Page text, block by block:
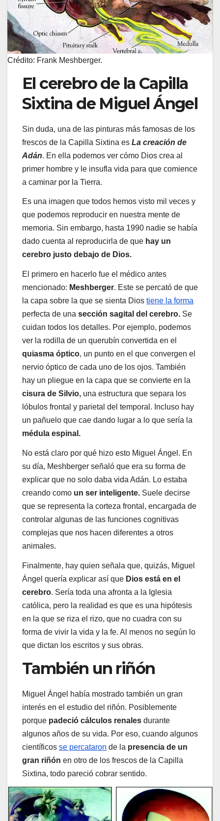
Crédito: Frank Meshberger.
El cerebro de la Capilla
Sixtina de Miguel Ángel
Sin duda, una de las pinturas más famosas de los
frescos de la Capilla Sixtina es La creación de
Adán. En ella podemos ver cómo Dios crea al
primer hombre y le insufla vida para que comience
a caminar por la Tierra.
Es una imagen que todos hemos visto mil veces y
que podemos reproducir en nuestra mente de
memoria. Sin embargo, hasta 1990 nadie se había
dado cuenta al reproducirla de que hay un
cerebro justo debajo de Dios.
El primero en hacerlo fue el médico antes
mencionado: Meshberger. Este se percató de que
la capa sobre la que se sienta Dios tiene la forma
perfecta de una sección sagital del cerebro. Se
cuidan todos los detalles. Por ejemplo, podemos
ver la rodilla de un querubín convertida en el
quiasma óptico, un punto en el que convergen el
nervio óptico de cada uno de los ojos. También
hay un pliegue en la capa que se convierte en la
cisura de Silvio, una estructura que separa los
lóbulos frontal y parietal del temporal. Incluso hay
un pañuelo que cae dando lugar a lo que sería la
médula espinal.
No está claro por qué hizo esto Miguel Ángel. En
su día, Meshberger señaló que era su forma de
explicar que no solo daba vida Adán. Lo estaba
creando como un ser inteligente. Suele decirse
que se representa la corteza frontal, encargada de
controlar algunas de las funciones cognitivas
complejas que nos hacen diferentes a otros
animales.
Finalmente, hay quien señala que, quizás, Miguel
Ángel quería explicar así que Dios está en el
cerebro. Sería toda una afronta a la Iglesia
católica, pero la realidad es que es una hipótesis
en la que se riza el rizo, que no cuadra con su
forma de vivir la vida y la fe. Al menos no según lo
que dictan los escritos y sus obras.
También un riñón
Miguel Ángel había mostrado también un gran
interés en el estudio del riñón. Posiblemente
porque padeció cálculos renales durante
algunos años de su vida. Por eso, cuando algunos
científicos se percataron de la presencia de un
gran riñón en otro de los frescos de la Capilla
Sixtina, todo pareció cobrar sentido.